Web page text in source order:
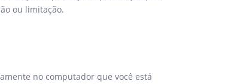
ou limitação.
no computador que você está